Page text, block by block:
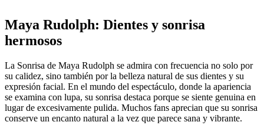
Maya Rudolph: Dientes y sonrisa
hermosos
La Sonrisa de Maya Rudolph se admira con frecuencia no solo por
su calidez, sino también por la belleza natural de sus dientes y su
expresión facial. En el mundo del espectáculo, donde la apariencia
se examina con lupa, su sonrisa destaca porque se siente genuina en
lugar de excesivamente pulida. Muchos fans aprecian que su sonrisa
conserve un encanto natural a la vez que parece sana y vibrante.